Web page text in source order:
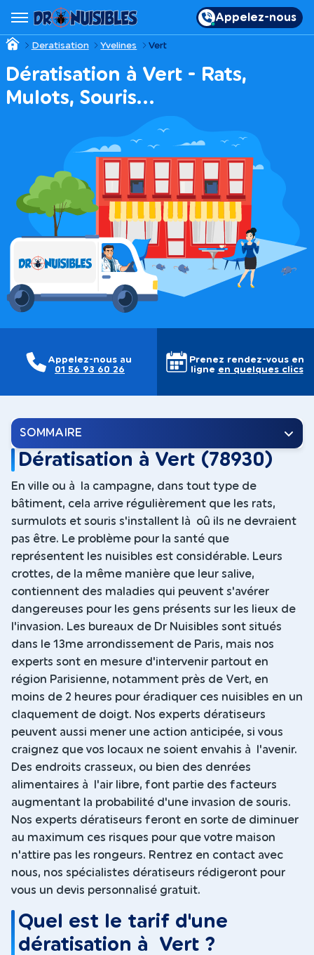
Appelez-nous
Deratisation Yvelines Vert
Dératisation à Vert - Rats,
Mulots, Souris…
Appelez-nous au
01 56 93 60 26
Prenez rendez-vous en
ligne en quelques clics
SOMMAIRE
Dératisation à Vert (78930)
En ville ou à la campagne, dans tout type de
bâtiment, cela arrive régulièrement que les rats,
surmulots et souris s'installent là oû ils ne devraient
pas être. Le problème pour la santé que
représentent les nuisibles est considérable. Leurs
crottes, de la même manière que leur salive,
contiennent des maladies qui peuvent s'avérer
dangereuses pour les gens présents sur les lieux de
l'invasion. Les bureaux de Dr Nuisibles sont situés
dans le 13me arrondissement de Paris, mais nos
experts sont en mesure d'intervenir partout en
région Parisienne, notamment près de Vert, en
moins de 2 heures pour éradiquer ces nuisibles en un
claquement de doigt. Nos experts dératiseurs
peuvent aussi mener une action anticipée, si vous
craignez que vos locaux ne soient envahis à l'avenir.
Des endroits crasseux, ou bien des denrées
alimentaires à l'air libre, font partie des facteurs
augmentant la probabilité d'une invasion de souris.
Nos experts dératiseurs feront en sorte de diminuer
au maximum ces risques pour que votre maison
n'attire pas les rongeurs. Rentrez en contact avec
nous, nos spécialistes dératiseurs rédigeront pour
vous un devis personnalisé gratuit.
Quel est le tarif d'une
dératisation à Vert ?